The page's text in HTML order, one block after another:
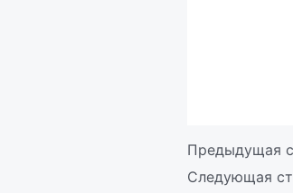
Предыдущая
Следующая